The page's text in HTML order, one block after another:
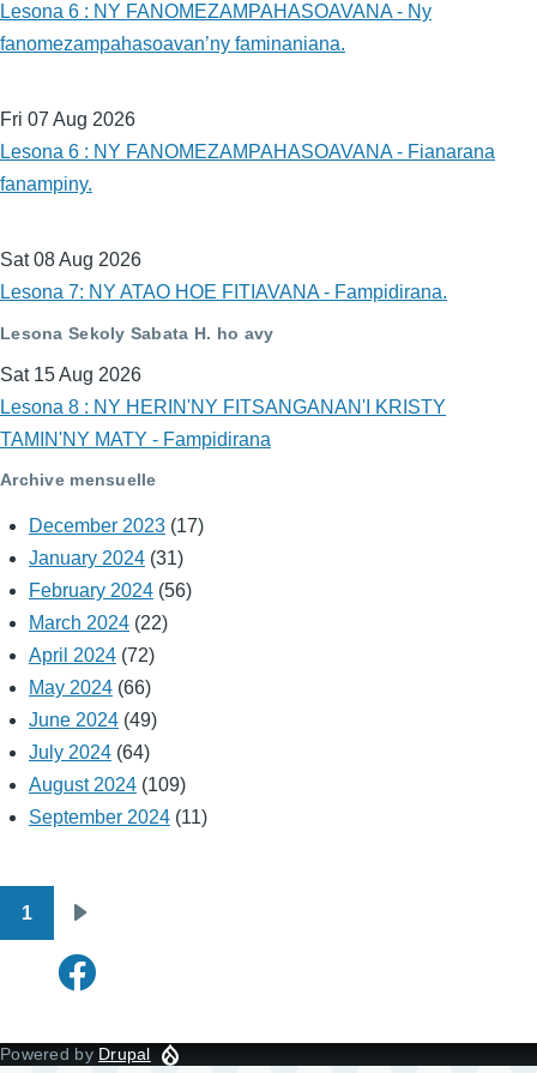
Lesona 6 : NY FANOMEZAMPAHASOAVANA - Ny
fanomezampahasoavan’ny faminaniana.
Fri 07 Aug 2026
Lesona 6 : NY FANOMEZAMPAHASOAVANA - Fianarana
fanampiny.
Sat 08 Aug 2026
Lesona 7: NY ATAO HOE FITIAVANA - Fampidirana.
Lesona Sekoly Sabata H. ho avy
Sat 15 Aug 2026
Lesona 8 : NY HERIN'NY FITSANGANAN'I KRISTY
TAMIN'NY MATY - Fampidirana
Archive mensuelle
December 2023 (17)
January 2024 (31)
February 2024 (56)
March 2024 (22)
April 2024 (72)
May 2024 (66)
June 2024 (49)
July 2024 (64)
August 2024 (109)
September 2024 (11)
Pagination
1
page
Powered by Drupal